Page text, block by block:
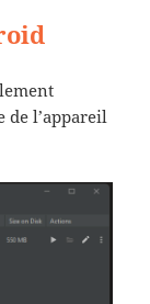
l’appareil